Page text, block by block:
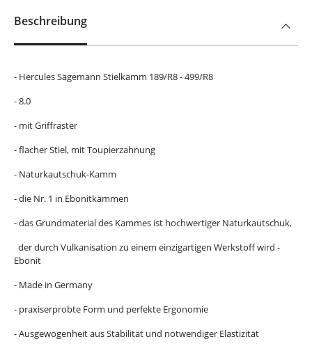
Beschreibung
- Hercules Sägemann Stielkamm 189/R8 - 499/R8
- 8.0
- mit Griffraster
- flacher Stiel, mit Toupierzahnung
- Naturkautschuk-Kamm
- die Nr. 1 in Ebonitkämmen
- das Grundmaterial des Kammes ist hochwertiger Naturkautschuk,
der durch Vulkanisation zu einem einzigartigen Werkstoff wird -
Ebonit
- Made in Germany
- praxiserprobte Form und perfekte Ergonomie
- Ausgewogenheit aus Stabilität und notwendiger Elastizität